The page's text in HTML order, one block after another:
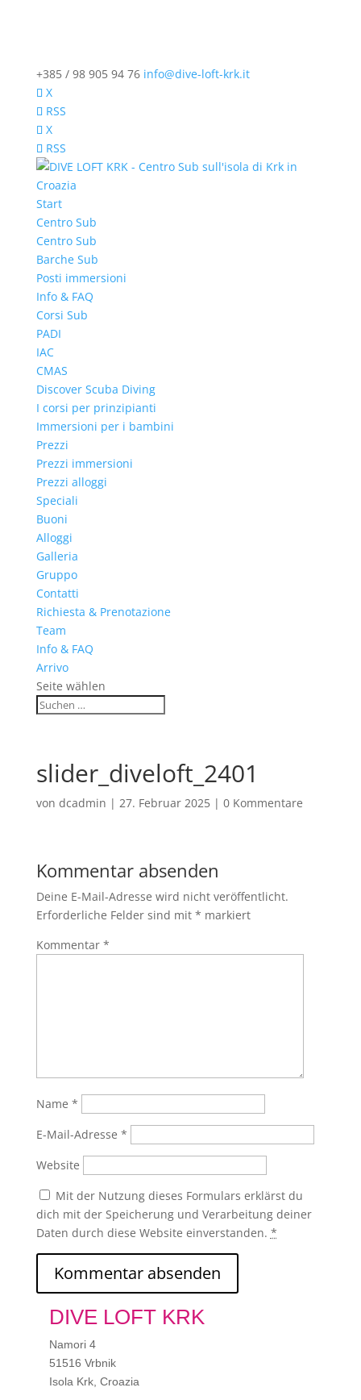
+385 / 98 905 94 76 info@dive-loft-krk.it
X
RSS
X
RSS
Start
Centro Sub
Centro Sub
Barche Sub
Posti immersioni
Info & FAQ
Corsi Sub
PADI
IAC
CMAS
Discover Scuba Diving
I corsi per prinzipianti
Immersioni per i bambini
Prezzi
Prezzi immersioni
Prezzi alloggi
Speciali
Buoni
Alloggi
Galleria
Gruppo
Contatti
Richiesta & Prenotazione
Team
Info & FAQ
Arrivo
Seite wählen
slider_diveloft_2401
von dcadmin | 27. Februar 2025| 0 Kommentare
Kommentar absenden
Deine E-Mail-Adresse wird nicht veröffentlicht.
Erforderliche Felder sind mit * markiert
Kommentar *
Name *
E-Mail-Adresse *
Website
Mit der Nutzung dieses Formulars erklärst du
dich mit der Speicherung und Verarbeitung deiner
Daten durch diese Website einverstanden. *
DIVE LOFT KRK
Namori 4
51516 Vrbnik
Isola Krk, Croazia